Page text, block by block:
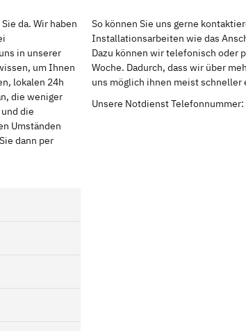
da. Wir haben
in unserer
um Ihnen
lokalen 24h
die weniger
die
Umständen
dann per
So können Sie uns gerne
Installationsarbeiten wie das
Dazu können wir telefonisch oder
Woche. Dadurch, dass wir über
uns möglich ihnen meist schneller
Unsere Notdienst Telefonnummer: